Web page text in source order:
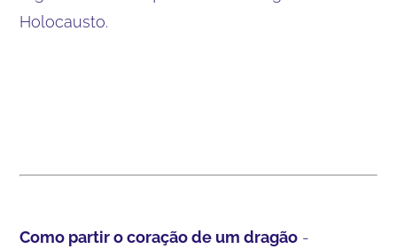
Holocausto.
Como partir o coração de um dragão -